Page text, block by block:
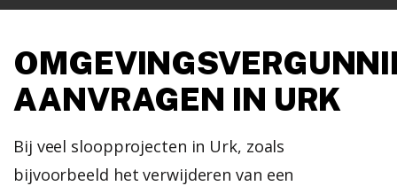
AANVRAGEN IN URK
Bij veel sloopprojecten in Urk, zoals
bijvoorbeeld het verwijderen van een